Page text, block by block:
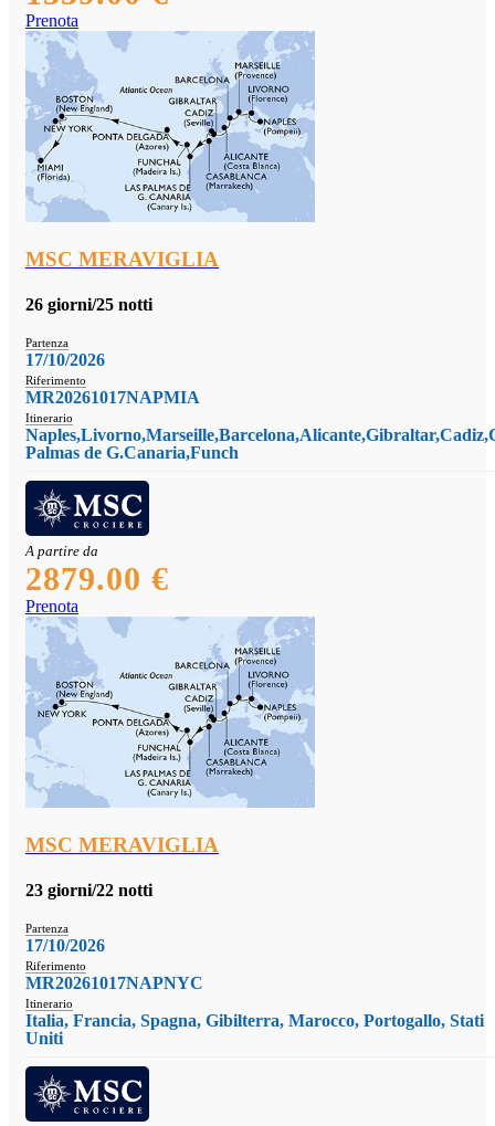
Prenota
MSC MERAVIGLIA
26 giorni/25 notti
Partenza
17/10/2026
Riferimento
MR20261017NAPMIA
Itinerario
Palmas de G.Canaria,Funch
A partire da
2879.00 €
Prenota
MSC MERAVIGLIA
23 giorni/22 notti
Partenza
17/10/2026
Riferimento
MR20261017NAPNYC
Itinerario
Italia, Francia, Spagna, Gibilterra, Marocco, Portogallo, Stati
Uniti